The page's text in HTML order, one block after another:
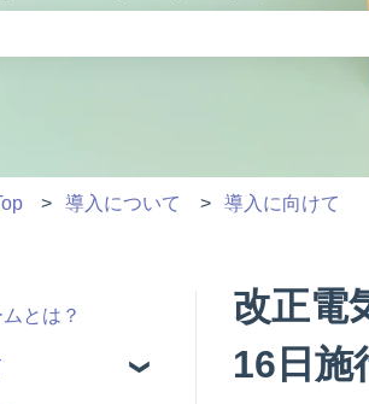
導入について 導入に向けて
改正電
16日施
とは？